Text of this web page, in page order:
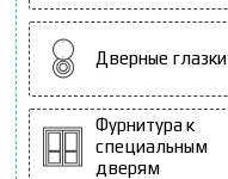
Дверные глазки
Фурнитура к
специальным
дверям